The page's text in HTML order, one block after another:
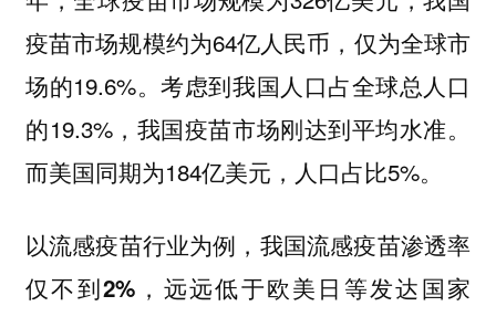
疫苗市场规模约为64亿人民币，仅为全球市
场的19.6%。考虑到我国人口占全球总人口
的19.3%，我国疫苗市场刚达到平均水准。
而美国同期为184亿美元，人口占比5%。
以流感疫苗行业为例，我国流感疫苗渗透率
仅不到2%，远远低于欧美日等发达国家